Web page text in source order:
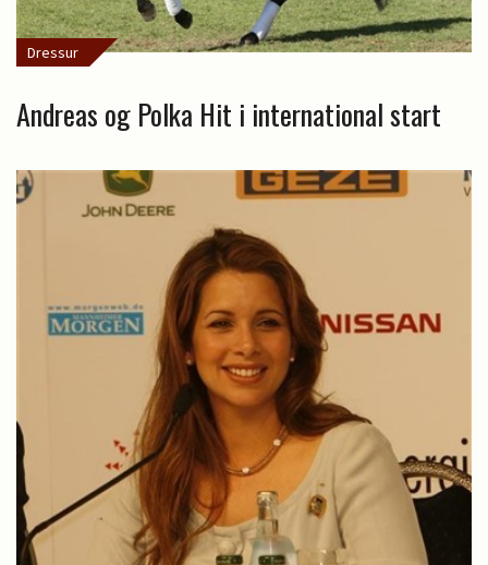
Dressur
Andreas og Polka Hit i international start